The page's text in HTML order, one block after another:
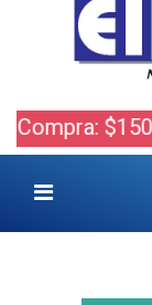
$1505 -